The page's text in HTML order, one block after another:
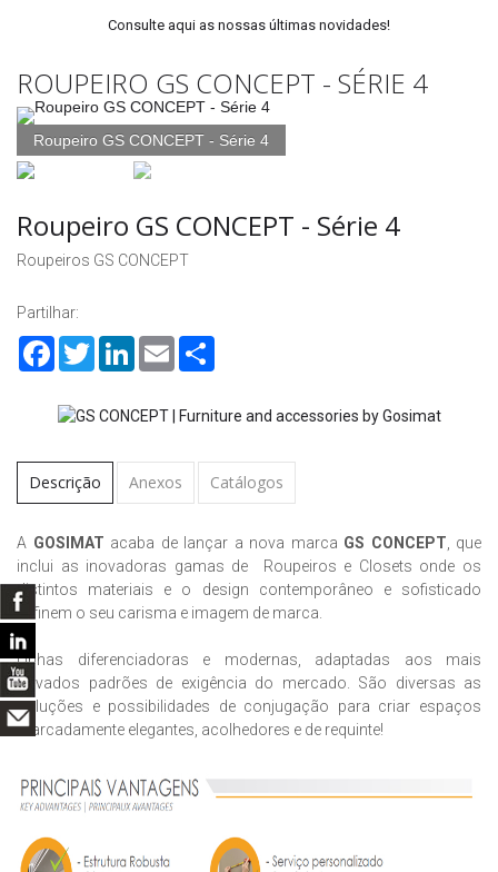
Consulte aqui as nossas últimas novidades!
ROUPEIRO GS CONCEPT - SÉRIE 4
Roupeiro GS CONCEPT - Série 4
Roupeiro GS CONCEPT - Série 4
Roupeiros GS CONCEPT
Partilhar:
FacebookTwitterLinkedInEmail
Descrição Anexos Catálogos
A GOSIMAT acaba de lançar a nova marca GS CONCEPT , que
inclui as inovadoras gamas de Roupeiros e Closets onde os
distintos materiais e o design contemporâneo e sofisticado
definem o seu carisma e imagem de marca.
Linhas diferenciadoras e modernas, adaptadas aos mais
elevados padrões de exigência do mercado. São diversas as
soluções e possibilidades de conjugação para criar espaços
marcadamente elegantes, acolhedores e de requinte!